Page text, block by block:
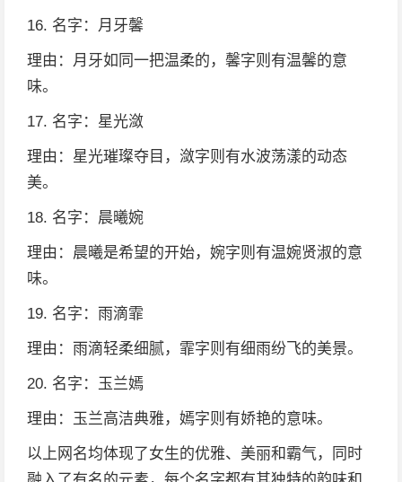
16. 名字：月牙馨
理由：月牙如同一把温柔的，馨字则有温馨的意
味。
17. 名字：星光潋
理由：星光璀璨夺目，潋字则有水波荡漾的动态
美。
18. 名字：晨曦婉
理由：晨曦是希望的开始，婉字则有温婉贤淑的意
味。
19. 名字：雨滴霏
理由：雨滴轻柔细腻，霏字则有细雨纷飞的美景。
20. 名字：玉兰嫣
理由：玉兰高洁典雅，嫣字则有娇艳的意味。
以上网名均体现了女生的优雅、美丽和霸气，同时